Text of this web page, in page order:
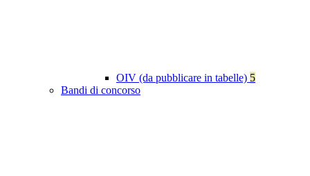
OIV (da pubblicare in tabelle) 5
Bandi di concorso